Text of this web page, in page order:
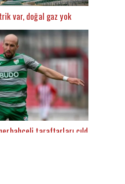
var, doğal gaz yok
taraftarları çıldırtacak